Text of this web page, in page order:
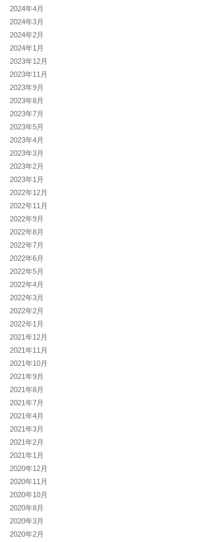
2024年4月
2024年3月
2024年2月
2024年1月
2023年12月
2023年11月
2023年9月
2023年8月
2023年7月
2023年5月
2023年4月
2023年3月
2023年2月
2023年1月
2022年12月
2022年11月
2022年9月
2022年8月
2022年7月
2022年6月
2022年5月
2022年4月
2022年3月
2022年2月
2022年1月
2021年12月
2021年11月
2021年10月
2021年9月
2021年8月
2021年7月
2021年4月
2021年3月
2021年2月
2021年1月
2020年12月
2020年11月
2020年10月
2020年8月
2020年3月
2020年2月